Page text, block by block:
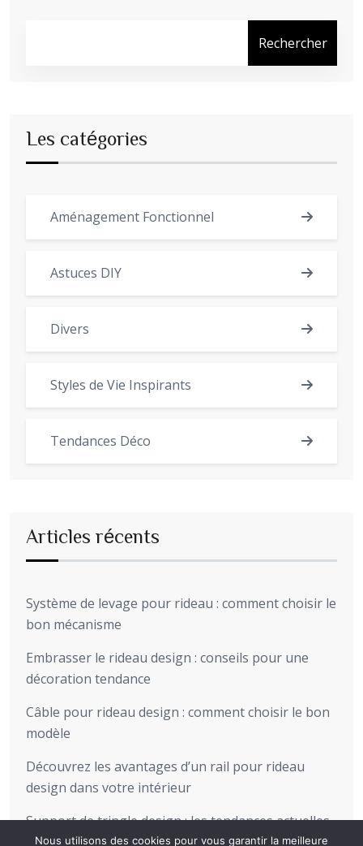
Rechercher
Les catégories
Aménagement Fonctionnel
Astuces DIY
Divers
Styles de Vie Inspirants
Tendances Déco
Articles récents
Système de levage pour rideau : comment choisir le
bon mécanisme
Embrasser le rideau design : conseils pour une
décoration tendance
Câble pour rideau design : comment choisir le bon
modèle
Découvrez les avantages d’un rail pour rideau
design dans votre intérieur
Support de tringle design : les tendances actuelles
pour sublimer votre intérieur
Nous utilisons des cookies pour vous garantir la meilleure